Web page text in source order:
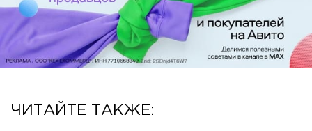
ЧИТАЙТЕ ТАКЖЕ: